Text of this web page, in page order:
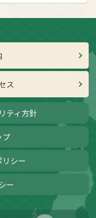
ス
ティ方針
プ
シー
ー